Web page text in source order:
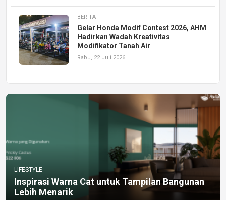
BERITA
Gelar Honda Modif Contest 2026, AHM
Hadirkan Wadah Kreativitas
Modifikator Tanah Air
Rabu, 22 Juli 2026
LIFESTYLE
Inspirasi Warna Cat untuk Tampilan Bangunan
Lebih Menarik